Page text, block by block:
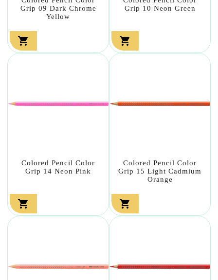
Grip 09 Dark Chrome
Yellow

Grip 10 Neon Green

Colored Pencil Color
Grip 14 Neon Pink

Colored Pencil Color
Grip 15 Light Cadmium
Orange
